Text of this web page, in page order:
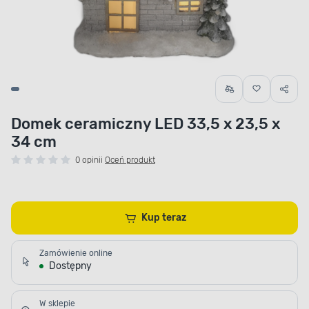
Domek ceramiczny LED 33,5 x 23,5 x
34 cm
0 opinii Oceń produkt
Kup teraz
Zamówienie online
Dostępny
W sklepie